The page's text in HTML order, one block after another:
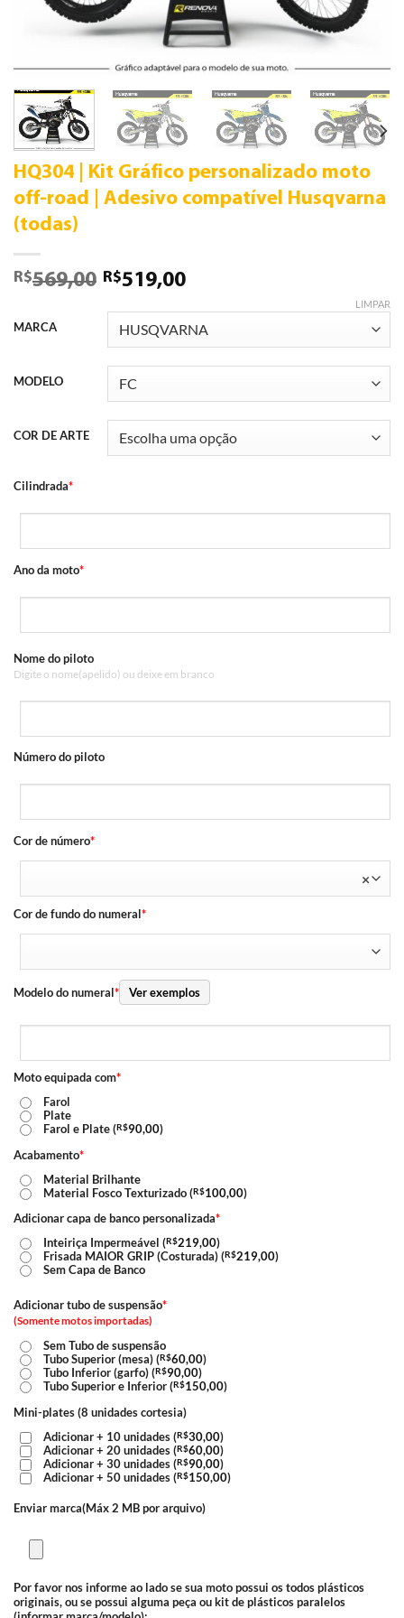
HQ304 | Kit Gráfico personalizado moto
off-road | Adesivo compatível Husqvarna
(todas)
R$569,00 R$519,00
MARCA
MODELO
COR DE ARTE
LIMPAR
Cilindrada*
Ano da moto*
Nome do piloto
Digite o nome(apelido) ou deixe em branco
Número do piloto
Cor de número*
×
Cor de fundo do numeral*
Modelo do numeral* Ver exemplos
Moto equipada com*
Farol
Plate
Farol e Plate (R$90,00)
Acabamento*
Material Brilhante
Material Fosco Texturizado (R$100,00)
Adicionar capa de banco personalizada*
Inteiriça Impermeável (R$219,00)
Frisada MAIOR GRIP (Costurada) (R$219,00)
Sem Capa de Banco
Adicionar tubo de suspensão*
(Somente motos importadas)
Sem Tubo de suspensão
Tubo Superior (mesa) (R$60,00)
Tubo Inferior (garfo) (R$90,00)
Tubo Superior e Inferior (R$150,00)
Mini-plates (8 unidades cortesia)
Adicionar + 10 unidades (R$30,00)
Adicionar + 20 unidades (R$60,00)
Adicionar + 30 unidades (R$90,00)
Adicionar + 50 unidades (R$150,00)
Enviar marca(Máx 2 MB por arquivo)
Por favor nos informe ao lado se sua moto possui os todos plásticos
originais, ou se possui alguma peça ou kit de plásticos paralelos